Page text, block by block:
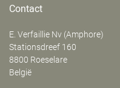
Contact
E. Verfaillie Nv (Amphore)
‍Stationsdreef 160
8800 Roeselare
België